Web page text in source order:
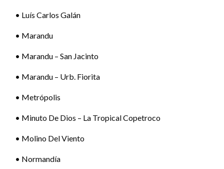
• Luís Carlos Galán
• Marandu
• Marandu – San Jacinto
• Marandu – Urb. Fiorita
• Metrópolis
• Minuto De Dios – La Tropical Copetroco
• Molino Del Viento
• Normandía